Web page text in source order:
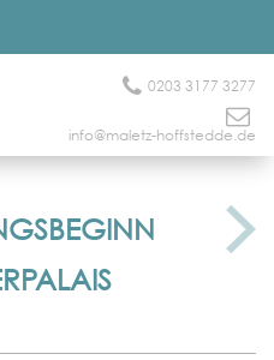
0203 3177 3277
info@maletz-hoffstedde.de